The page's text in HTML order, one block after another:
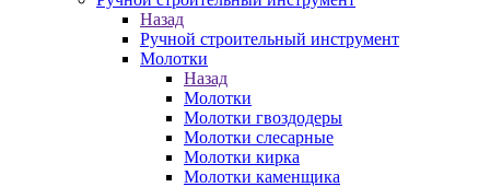
Назад
Ручной строительный инструмент
Молотки
Назад
Молотки
Молотки гвоздодеры
Молотки слесарные
Молотки кирка
Молотки каменщика